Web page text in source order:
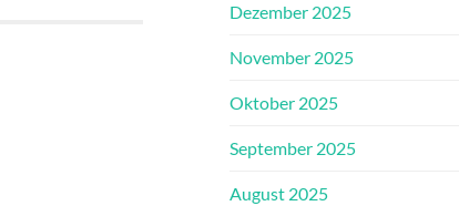
Dezember 2025
November 2025
Oktober 2025
September 2025
August 2025